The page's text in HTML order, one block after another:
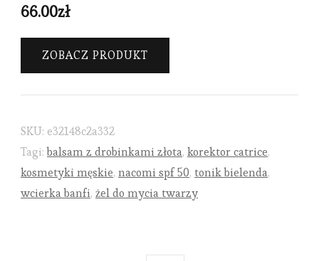
66.00zł
ZOBACZ PRODUKT
SKU: e32148c2a332
Tagi:balsam z drobinkami złota, korektor catrice,
kosmetyki męskie, nacomi spf 50, tonik bielenda,
wcierka banfi, żel do mycia twarzy